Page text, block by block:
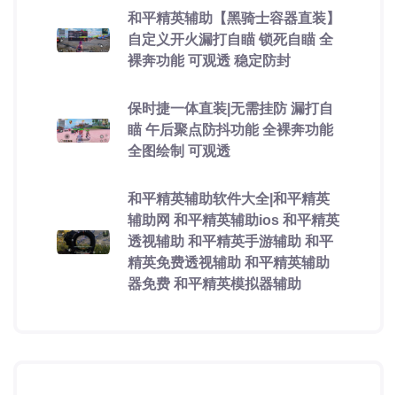
和平精英辅助【黑骑士容器直装】
自定义开火漏打自瞄 锁死自瞄 全
裸奔功能 可观透 稳定防封
保时捷一体直装|无需挂防 漏打自
瞄 午后聚点防抖功能 全裸奔功能
全图绘制 可观透
和平精英辅助软件大全|和平精英
辅助网 和平精英辅助ios 和平精英
透视辅助 和平精英手游辅助 和平
精英免费透视辅助 和平精英辅助
器免费 和平精英模拟器辅助